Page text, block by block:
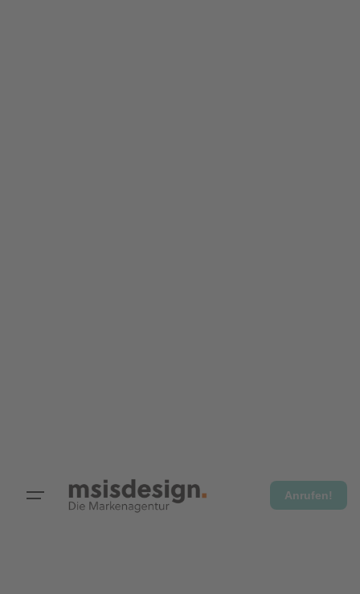
Anrufen!